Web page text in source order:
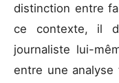
distinction entre
ce contexte, il
journaliste lui-
entre une